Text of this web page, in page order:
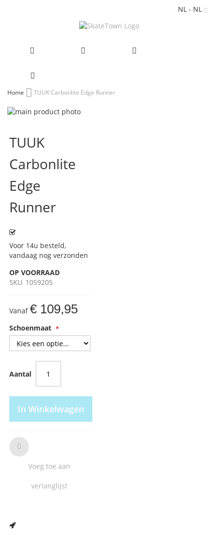
NL - NL
Ga
de
Home TUUK Carbonlite Edge Runner
Ga
einde
van
de
afbeeldingen-
gallerij
het
begin
van
de
afbeeldingen-
gallerij
TUUK
Carbonlite
Edge
Runner
Voor 14u besteld,
vandaag nog verzonden
OP VOORRAAD
SKU 1059205
Vanaf € 109,95
Schoenmaat
Aantal
In Winkelwagen
Voeg toe aan
verlanglijst